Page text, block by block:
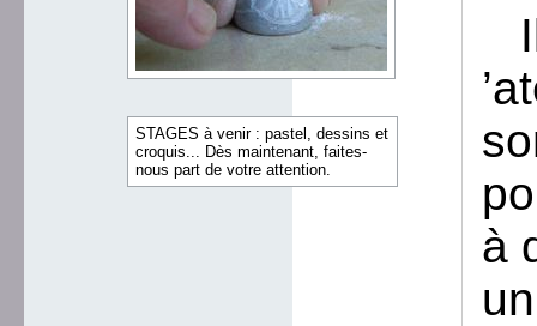
STAGES à venir : pastel, dessins et
croquis... Dès maintenant, faites-
nous part de votre attention.
à